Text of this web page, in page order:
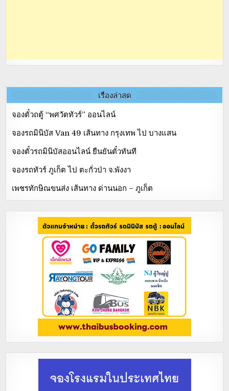
เรื่องล่าสุด
จองตั๋วถตู้ “พศวัตทัวร์” ออนไลน์
จองรถมินิบัส Van 49 เส้นทาง กรุงเทพ ไป บางแสน
จองตั๋วรถมินิบัสออนไลน์ ยืนยันตั๋วทันที
จองรถทัวร์ ภูเก็ต ไป ตะกั่วป่า จ.พังงา
เพชรทักษิณขนส่ง เส้นทาง ด่านนอก – ภูเก็ต